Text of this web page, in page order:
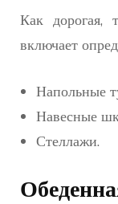
Как дорогая,
включает
Напольные
Навесные
Стеллажи.